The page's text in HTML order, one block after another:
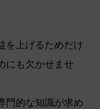
を上げるためだけ
にも欠かせませ
門的な知識が求め